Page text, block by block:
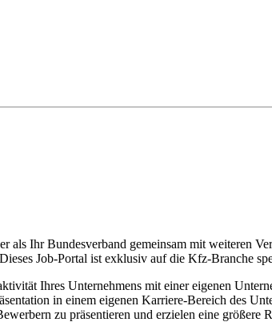
Ihr Bundesverband gemeinsam mit weiteren
Job-Portal ist exklusiv auf die Kfz-Branche
Ihres Unternehmens mit einer eigenen
in einem eigenen Karriere-Bereich des
zu präsentieren und erzielen eine größere